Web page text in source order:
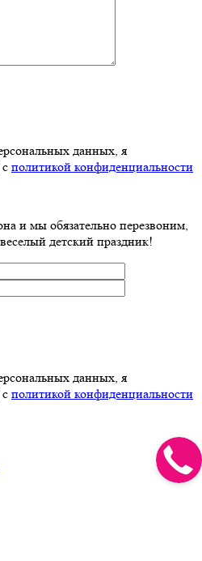
данных, я
политикой конфиденциальности
и мы обязательно перезвоним,
детский праздник!
данных, я
политикой конфиденциальности